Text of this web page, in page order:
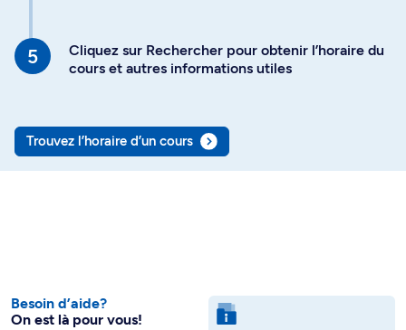
Cliquez sur Rechercher pour obtenir l’horaire du
cours et autres informations utiles
Trouvez l’horaire d’un cours
Besoin d’aide?
On est là pour vous!